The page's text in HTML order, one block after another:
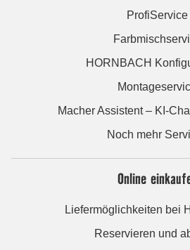
ProfiService
HORNBACH
Macher Assistent – KI-
Noch mehr
Online
Liefermöglichkeiten bei
Reservieren und